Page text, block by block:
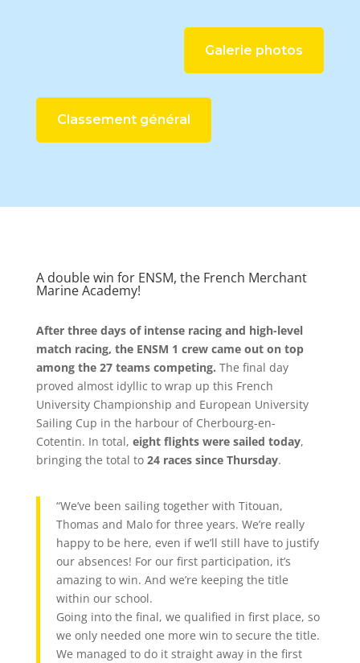
Galerie photos
Classement général
A double win for ENSM, the French Merchant
Marine Academy!
After three days of intense racing and high-level
match racing, the ENSM 1 crew came out on top
among the 27 teams competing. The final day
proved almost idyllic to wrap up this French
University Championship and European University
Sailing Cup in the harbour of Cherbourg-en-
Cotentin. In total, eight flights were sailed today,
bringing the total to 24 races since Thursday.
“We’ve been sailing together with Titouan,
Thomas and Malo for three years. We’re really
happy to be here, even if we’ll still have to justify
our absences! For our first participation, it’s
amazing to win. And we’re keeping the title
within our school.
Going into the final, we qualified in first place, so
we only needed one more win to secure the title.
We managed to do it straight away in the first